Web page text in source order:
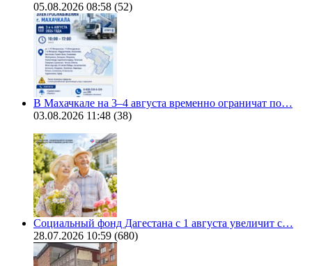
05.08.2026 08:58 (52)
В Махачкале на 3–4 августа временно ограничат по…
03.08.2026 11:48 (38)
Социальный фонд Дагестана с 1 августа увеличит с…
28.07.2026 10:59 (680)